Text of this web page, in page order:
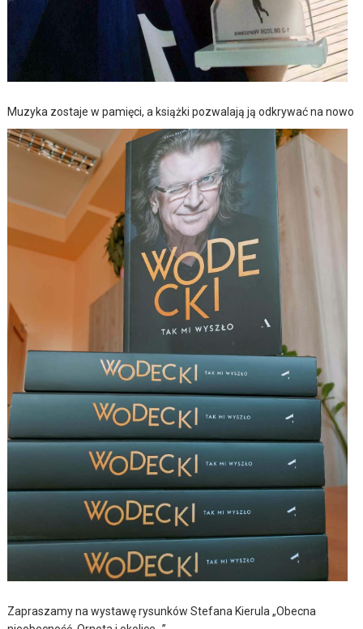
Muzyka zostaje w pamięci, a książki pozwalają ją odkrywać na nowo
Zapraszamy na wystawę rysunków Stefana Kierula „Obecna